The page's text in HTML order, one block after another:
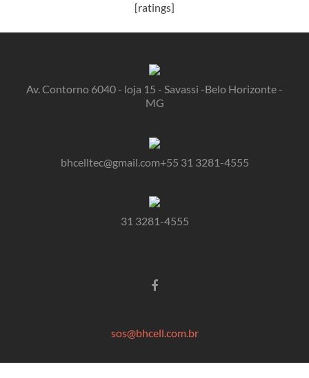
[ratings]
Av. Contorno 6040 - loja 15 - Savassi -Belo Horizonte -
MG
bhcelltec@gmail.com+55 31 3281-4555
31 3281-4555
sos@bhcell.com.br